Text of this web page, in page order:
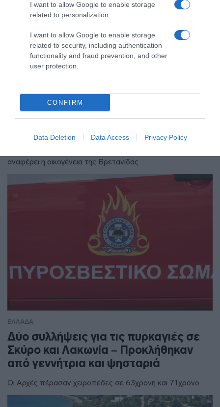
I want to allow Google to enable storage
related to personalization.
I want to allow Google to enable storage
related to security, including authentication
functionality and fraud prevention, and other
user protection.
CONFIRM
Data Deletion Data Access Privacy Policy
Κυψέλη: Σε σοκ οι Αμερικανοί που
“υιοθέτησαν” τον Αφγανό στη Λέσβο
– “Δεν μπορώ να το πιστέψω”
αναφέρει η οικογένεια της Βρετανίδας
ΕΛΛΑΔΑ
Δύο συλλήψεις για τις πυρκαγιές σε
Σκύρο και Λακωνία – Προκλήθηκαν
από γεννήτρια και ψησταριά
Οι Αρχές πέρασαν χειροπέδες σε 63χρονη και 71χρονο